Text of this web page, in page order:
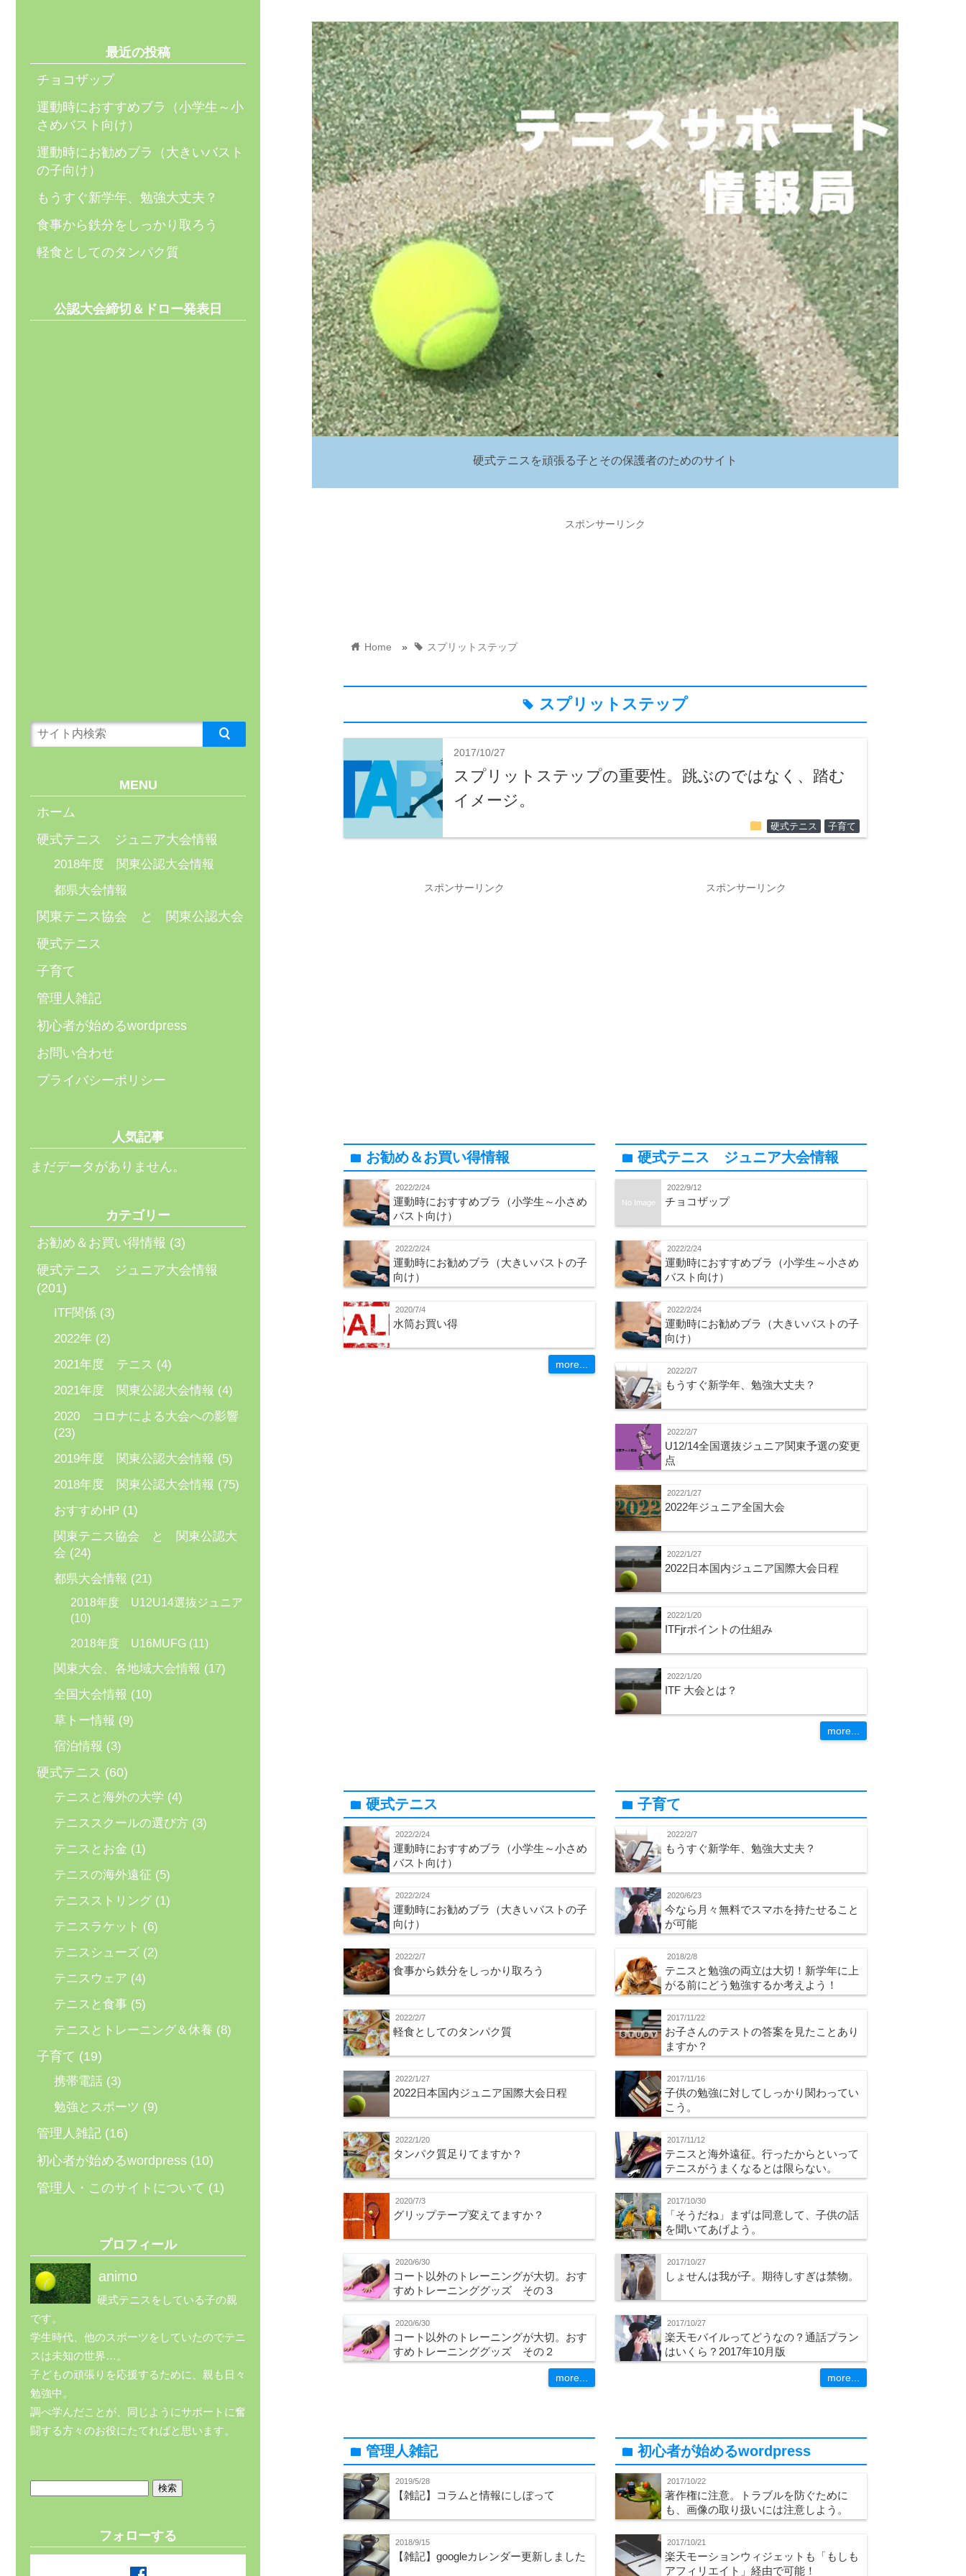
硬式テニスを頑張る子とその保護者のためのサイト
スポンサーリンク
home Home » tag スプリットステップ
tag スプリットステップ
2017/10/27
スプリットステップの重要性。跳ぶのではなく、踏む
イメージ。
folder 硬式テニス 子育て
スポンサーリンク スポンサーリンク
folder お勧め＆お買い得情報
2022/2/24
運動時におすすめブラ（小学生～小さめ
バスト向け）
2022/2/24
運動時にお勧めブラ（大きいバストの子
向け）
2020/7/4
水筒お買い得
more...
folder 硬式テニス ジュニア大会情報
No Image
2022/9/12
チョコザップ
2022/2/24
運動時におすすめブラ（小学生～小さめ
バスト向け）
2022/2/24
運動時にお勧めブラ（大きいバストの子
向け）
2022/2/7
もうすぐ新学年、勉強大丈夫？
2022/2/7
U12/14全国選抜ジュニア関東予選の変更
点
2022/1/27
2022年ジュニア全国大会
2022/1/27
2022日本国内ジュニア国際大会日程
2022/1/20
ITFjrポイントの仕組み
2022/1/20
ITF 大会とは？
more...
folder 硬式テニス
2022/2/24
運動時におすすめブラ（小学生～小さめ
バスト向け）
2022/2/24
運動時にお勧めブラ（大きいバストの子
向け）
2022/2/7
食事から鉄分をしっかり取ろう
2022/2/7
軽食としてのタンパク質
2022/1/27
2022日本国内ジュニア国際大会日程
2022/1/20
タンパク質足りてますか？
2020/7/3
グリップテープ変えてますか？
2020/6/30
コート以外のトレーニングが大切。おす
すめトレーニンググッズ その３
2020/6/30
コート以外のトレーニングが大切。おす
すめトレーニンググッズ その２
more...
folder 子育て
2022/2/7
もうすぐ新学年、勉強大丈夫？
2020/6/23
今なら月々無料でスマホを持たせること
が可能
2018/2/8
テニスと勉強の両立は大切！新学年に上
がる前にどう勉強するか考えよう！
2017/11/22
お子さんのテストの答案を見たことあり
ますか？
2017/11/16
子供の勉強に対してしっかり関わってい
こう。
2017/11/12
テニスと海外遠征。行ったからといって
テニスがうまくなるとは限らない。
2017/10/30
「そうだね」まずは同意して、子供の話
を聞いてあげよう。
2017/10/27
しょせんは我が子。期待しすぎは禁物。
2017/10/27
楽天モバイルってどうなの？通話プラン
はいくら？2017年10月版
more...
folder 管理人雑記
2019/5/28
【雑記】コラムと情報にしぼって
2018/9/15
【雑記】googleカレンダー更新しました
folder 初心者が始めるwordpress
2017/10/22
著作権に注意。トラブルを防ぐために
も、画像の取り扱いには注意しよう。
2017/10/21
楽天モーションウィジェットも「もしも
アフィリエイト」経由で可能！
最近の投稿
チョコザップ
運動時におすすめブラ（小学生～小
さめバスト向け）
運動時にお勧めブラ（大きいバスト
の子向け）
もうすぐ新学年、勉強大丈夫？
食事から鉄分をしっかり取ろう
軽食としてのタンパク質
公認大会締切＆ドロー発表日
MENU
ホーム
硬式テニス ジュニア大会情報
2018年度 関東公認大会情報
都県大会情報
関東テニス協会 と 関東公認大会
硬式テニス
子育て
管理人雑記
初心者が始めるwordpress
お問い合わせ
プライバシーポリシー
人気記事
まだデータがありません。
カテゴリー
お勧め＆お買い得情報 (3)
硬式テニス ジュニア大会情報
(201)
ITF関係 (3)
2022年(2)
2021年度 テニス (4)
2021年度 関東公認大会情報 (4)
2020 コロナによる大会への影響
(23)
2019年度 関東公認大会情報 (5)
2018年度 関東公認大会情報 (75)
おすすめHP(1)
関東テニス協会 と 関東公認大
会 (24)
都県大会情報 (21)
2018年度 U12U14選抜ジュニア
(10)
2018年度 U16MUFG(11)
関東大会、各地域大会情報 (17)
全国大会情報 (10)
草トー情報 (9)
宿泊情報 (3)
硬式テニス (60)
テニスと海外の大学 (4)
テニススクールの選び方 (3)
テニスとお金 (1)
テニスの海外遠征 (5)
テニスストリング(1)
テニスラケット (6)
テニスシューズ(2)
テニスウェア (4)
テニスと食事 (5)
テニスとトレーニング＆休養 (8)
子育て (19)
携帯電話(3)
勉強とスポーツ (9)
管理人雑記 (16)
初心者が始めるwordpress (10)
管理人・このサイトについて (1)
プロフィール
animo
硬式テニスをしている子の親
です。
学生時代、他のスポーツをしていたのでテニ
スは未知の世界…。
子どもの頑張りを応援するために、親も日々
勉強中。
調べ学んだことが、同じようにサポートに奮
闘する方々のお役にたてればと思います。
フォローする